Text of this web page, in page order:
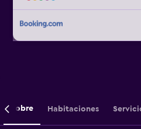
Sobre Habitaciones